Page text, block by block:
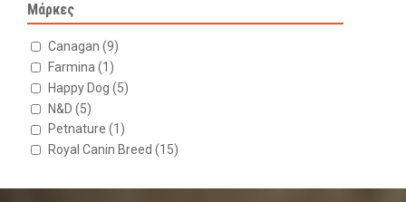
Μάρκες
Canagan (9)
Farmina (1)
Happy Dog (5)
N&D (5)
Petnature (1)
Royal Canin Breed (15)